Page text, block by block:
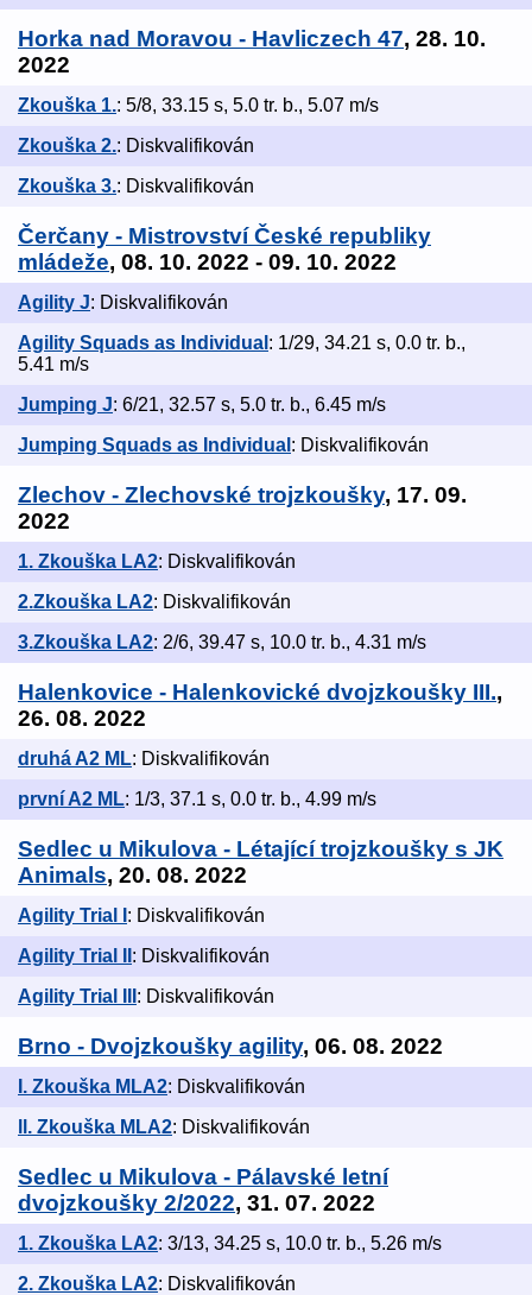
Horka nad Moravou - Havliczech 47, 28. 10.
2022
Zkouška 1.: 5/8, 33.15 s, 5.0 tr. b., 5.07 m/s
Zkouška 2.: Diskvalifikován
Zkouška 3.: Diskvalifikován
Čerčany - Mistrovství České republiky
mládeže, 08. 10. 2022 - 09. 10. 2022
Agility J: Diskvalifikován
Agility Squads as Individual : 1/29, 34.21 s, 0.0 tr. b.,
5.41 m/s
Jumping J: 6/21, 32.57 s, 5.0 tr. b., 6.45 m/s
Jumping Squads as Individual : Diskvalifikován
Zlechov - Zlechovské trojzkoušky, 17. 09.
2022
1. Zkouška LA2: Diskvalifikován
2.Zkouška LA2: Diskvalifikován
3.Zkouška LA2: 2/6, 39.47 s, 10.0 tr. b., 4.31 m/s
Halenkovice - Halenkovické dvojzkoušky III.,
26. 08. 2022
druhá A2 ML: Diskvalifikován
první A2 ML: 1/3, 37.1 s, 0.0 tr. b., 4.99 m/s
Sedlec u Mikulova - Létající trojzkoušky s JK
Animals, 20. 08. 2022
Agility Trial I : Diskvalifikován
Agility Trial II : Diskvalifikován
Agility Trial III : Diskvalifikován
Brno - Dvojzkoušky agility, 06. 08. 2022
I. Zkouška MLA2: Diskvalifikován
ll. Zkouška MLA2: Diskvalifikován
Sedlec u Mikulova - Pálavské letní
dvojzkoušky 2/2022, 31. 07. 2022
1. Zkouška LA2: 3/13, 34.25 s, 10.0 tr. b., 5.26 m/s
2. Zkouška LA2: Diskvalifikován